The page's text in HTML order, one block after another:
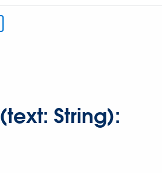
String):